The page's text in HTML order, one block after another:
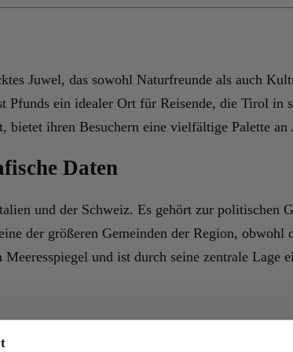
Juwel, das sowohl Naturfreunde als auch
Pfunds ein idealer Ort für Reisende, die Tirol in
bietet ihren Besuchern eine vielfältige Palette
Daten
und der Schweiz. Es gehört zur
der größeren Gemeinden der Region,
und ist durch seine zentrale
mit dem Handel und Verkehr entlang der